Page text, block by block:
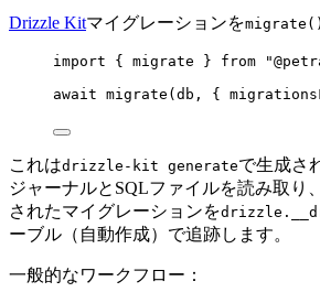
Drizzle Kitマイグレーションをmigrate()
import { migrate } from "
await migrate (db, {
これはdrizzle-kit generateで生成さ
ジャーナルとSQLファイルを読み取り
されたマイグレーションを
ーブル（自動作成）で追跡します。
一般的なワークフロー：